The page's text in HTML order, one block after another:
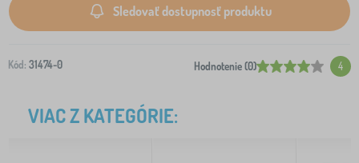
Sledovať dostupnosť produktu
Kód: 31474-0 Hodnotenie (0) 4
VIAC Z KATEGÓRIE: